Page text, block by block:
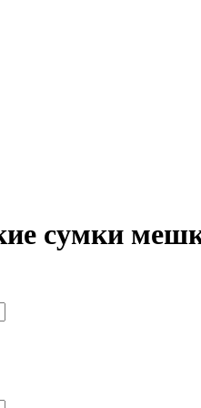
сумки